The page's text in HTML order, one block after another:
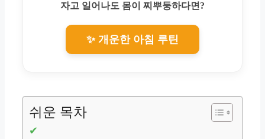
자고 일어나도 몸이 찌뿌둥하다면?
✨ 개운한 아침 루틴
쉬운 목차